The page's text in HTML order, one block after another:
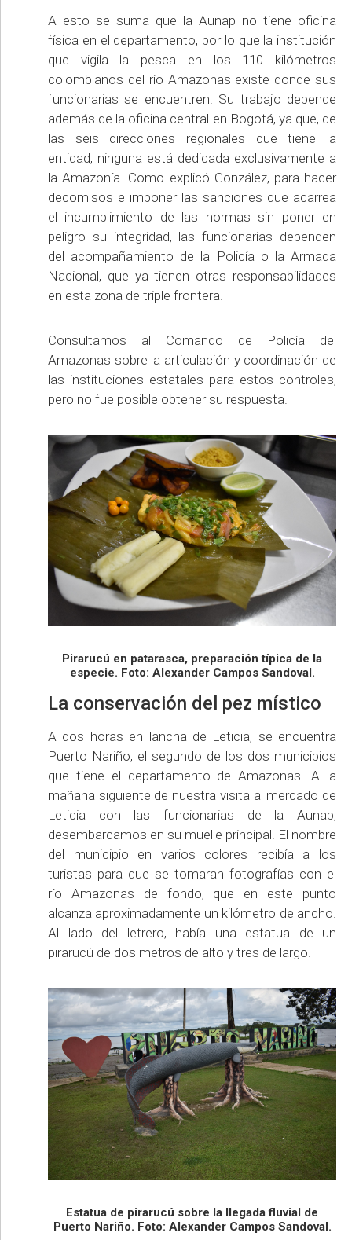
A esto se suma que la Aunap no tiene oficina
física en el departamento, por lo que la institución
que vigila la pesca en los 110 kilómetros
colombianos del río Amazonas existe donde sus
funcionarias se encuentren. Su trabajo depende
además de la oficina central en Bogotá, ya que, de
las seis direcciones regionales que tiene la
entidad, ninguna está dedicada exclusivamente a
la Amazonía. Como explicó González, para hacer
decomisos e imponer las sanciones que acarrea
el incumplimiento de las normas sin poner en
peligro su integridad, las funcionarias dependen
del acompañamiento de la Policía o la Armada
Nacional, que ya tienen otras responsabilidades
en esta zona de triple frontera.
Consultamos al Comando de Policía del
Amazonas sobre la articulación y coordinación de
las instituciones estatales para estos controles,
pero no fue posible obtener su respuesta.
Pirarucú en patarasca, preparación típica de la
especie. Foto: Alexander Campos Sandoval.
La conservación del pez místico
A dos horas en lancha de Leticia, se encuentra
Puerto Nariño, el segundo de los dos municipios
que tiene el departamento de Amazonas. A la
mañana siguiente de nuestra visita al mercado de
Leticia con las funcionarias de la Aunap,
desembarcamos en su muelle principal. El nombre
del municipio en varios colores recibía a los
turistas para que se tomaran fotografías con el
río Amazonas de fondo, que en este punto
alcanza aproximadamente un kilómetro de ancho.
Al lado del letrero, había una estatua de un
pirarucú de dos metros de alto y tres de largo.
Estatua de pirarucú sobre la llegada fluvial de
Puerto Nariño. Foto: Alexander Campos Sandoval.